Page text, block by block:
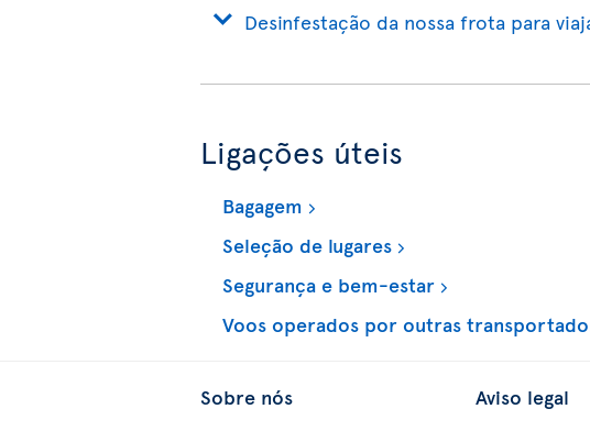
Desinfestação da nossa frota para
Ligações úteis
Bagagem
Seleção de lugares
Segurança e bem-estar
Voos operados por outras
Sobre nós Aviso legal